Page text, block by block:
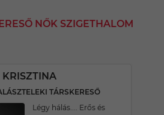
NŐK SZIGETHALOM
KRISZTINA
TÁRSKERESŐ
Légy hálás.... Erős és